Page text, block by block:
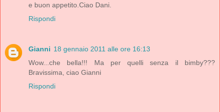
e buon appetito.Ciao Dani.
Rispondi
Gianni 18 gennaio 2011 alle ore 16:13
Wow...che bella!!! Ma per quelli senza il bimby???
Bravissima, ciao Gianni
Rispondi